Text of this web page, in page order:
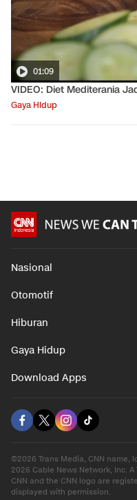
01:09
VIDEO: Diet Mediterania
Gaya Hidup
Nasional
Otomotif
Hiburan
Gaya Hidup
Download Apps
©2026 Trans Media, CNN name,
2026 Cable News Network, Inc.
CNN and the CNN logo are
displayed with permission.